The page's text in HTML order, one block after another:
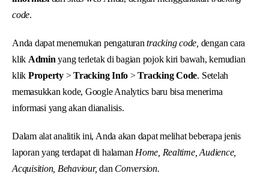
code.
Anda dapat menemukan pengaturantracking code, dengan cara
klik Admin yang terletak di bagian pojok kiri bawah, kemudian
klik Property>Tracking Info >Tracking Code. Setelah
memasukkan kode, Google Analytics baru bisa menerima
informasi yang akan dianalisis.
Dalam alat analitik ini, Anda akan dapat melihat beberapa jenis
laporan yang terdapat di halaman Home, Realtime, Audience,
Acquisition, Behaviour,dan Conversion.